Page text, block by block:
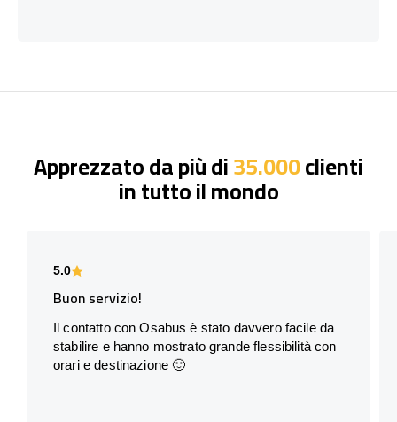
Apprezzato da più di35.000clienti
in tutto il mondo
5.0
Buon servizio!
Il contatto con Osabus è stato davvero facile da
stabilire e hanno mostrato grande flessibilità con
orari e destinazione 🙂